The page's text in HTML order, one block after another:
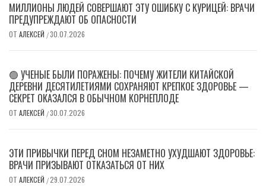
МИЛЛИОНЫ ЛЮДЕЙ СОВЕРШАЮТ ЭТУ ОШИБКУ С КУРИЦЕЙ: ВРАЧИ
ПРЕДУПРЕЖДАЮТ ОБ ОПАСНОСТИ
ОТ АЛЕКСЕЙ /30.07.2026
🟢 УЧЕНЫЕ БЫЛИ ПОРАЖЕНЫ: ПОЧЕМУ ЖИТЕЛИ КИТАЙСКОЙ
ДЕРЕВНИ ДЕСЯТИЛЕТИЯМИ СОХРАНЯЮТ КРЕПКОЕ ЗДОРОВЬЕ —
СЕКРЕТ ОКАЗАЛСЯ В ОБЫЧНОМ КОРНЕПЛОДЕ
ОТ АЛЕКСЕЙ /30.07.2026
ЭТИ ПРИВЫЧКИ ПЕРЕД СНОМ НЕЗАМЕТНО УХУДШАЮТ ЗДОРОВЬЕ:
ВРАЧИ ПРИЗЫВАЮТ ОТКАЗАТЬСЯ ОТ НИХ
ОТ АЛЕКСЕЙ /29.07.2026